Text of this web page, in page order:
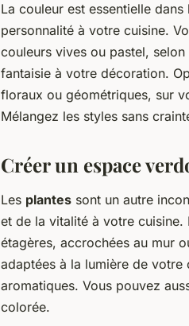
La couleur est essentielle
personnalité à votre cuisine.
couleurs vives ou pastel,
fantaisie à votre décoration.
floraux ou géométriques, sur
Mélangez les styles sans
Créer un espace
Les plantes sont un autre
et de la vitalité à votre
étagères, accrochées au mur
adaptées à la lumière de
aromatiques. Vous pouvez
colorée.